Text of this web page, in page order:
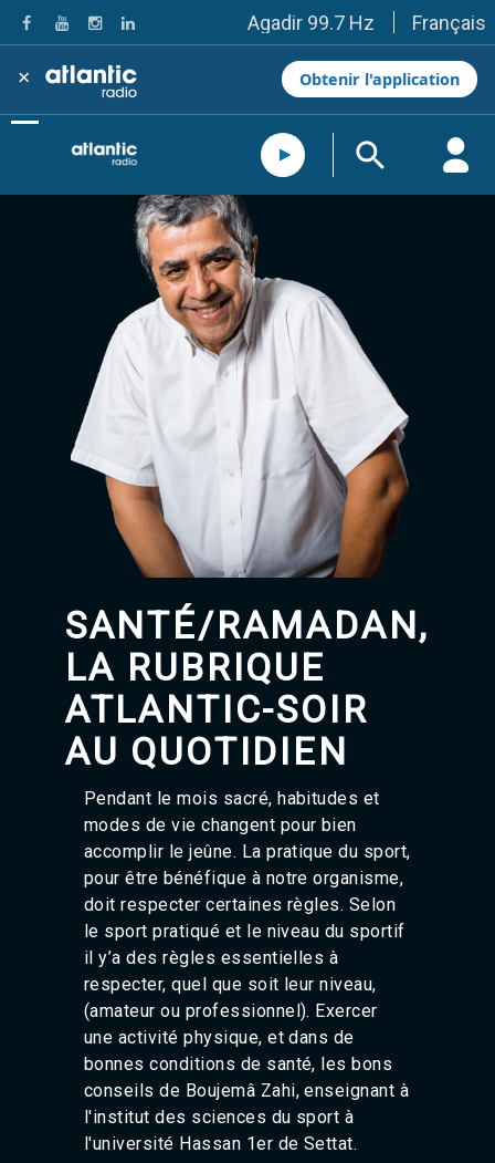
Agadir 99.7 Hz
Tanger 103.3 Hz
Tétouan 87.8 Hz
Fès 98.8 Hz
Meknès 97.2 Hz
El Jadida 97.3
Settat 104,6
Taounate 95.6
Tiznit 103.1
SkhourRhamna 92.2
Taroudant 104.9
Guelmim 91.9
Tan-Tan 95.2
Tafraout 104.9
Casablanca 92.5 Hz
Rabat, Salé 106.9 Hz
Marrakech 90.5 Hz
Agadir 99.7 Hz
Tanger 103.3 Hz
Tétouan 87.8 Hz
Fès 98.8 Hz
El Jadida 97.3
Settat 104,6
Chefchaouen 106.4
Essaouira 96.6
Safi 92.3
Taza 103.0
Taounate 95.6
Tiznit 103.1
SkhourRhamna 92.2
Taroudant 104.9
Guelmim 91.9
Tan-Tan 95.2
Tafraout 104.9
Français
× Obtenir l'application
SANTÉ/RAMADAN,
LA RUBRIQUE
ATLANTIC-SOIR
AU QUOTIDIEN
Pendant le mois sacré, habitudes et
modes de vie changent pour bien
accomplir le jeûne. La pratique du sport,
pour être bénéfique à notre organisme,
doit respecter certaines règles. Selon
le sport pratiqué et le niveau du sportif
il y’a des règles essentielles à
respecter, quel que soit leur niveau,
(amateur ou professionnel). Exercer
une activité physique, et dans de
bonnes conditions de santé, les bons
conseils de Boujemâ Zahi, enseignant à
l'institut des sciences du sport à
l'université Hassan 1er de Settat.